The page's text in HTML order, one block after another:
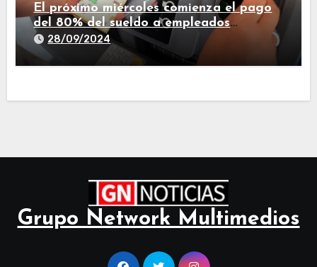
El próximo miércoles comienza el pago
del 80% del sueldo a empleados
estatales de Tucumán
28/09/2024
Grupo Network Multimedios